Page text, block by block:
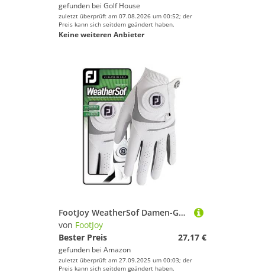
gefunden bei Golf House
zuletzt überprüft am 07.08.2026 um 00:52; der
Preis kann sich seitdem geändert haben.
Keine weiteren Anbieter
FootJoy WeatherSof Damen-Golfhandschuh, Weiß/Grau, Größe L
von FootJoy
Bester Preis
27,17 €
gefunden bei Amazon
zuletzt überprüft am 27.09.2025 um 00:03; der
Preis kann sich seitdem geändert haben.